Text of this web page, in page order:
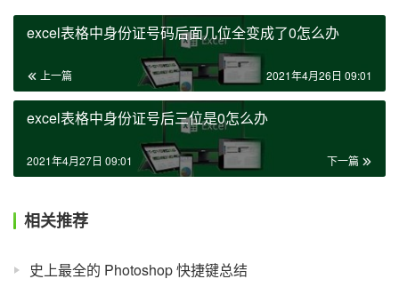
excel表格中身份证号码后面几位全变成了0怎么办
上一篇 2021年4月26日 09:01
excel表格中身份证号后三位是0怎么办
下一篇
2021年4月27日 09:01
相关推荐
史上最全的 Photoshop 快捷键总结